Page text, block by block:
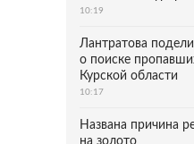
10:19
Лантратова
о поиске
Курской области
10:17
Названа причина
на золото